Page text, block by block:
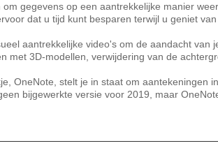
gegevens op een aantrekkelijke manier
dat u tijd kunt besparen terwijl u geniet
aantrekkelijke video's om de aandacht
met 3D-modellen, verwijdering van de
OneNote, stelt je in staat om
bijgewerkte versie voor 2019, maar